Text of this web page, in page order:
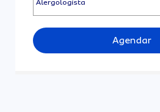
Agendar